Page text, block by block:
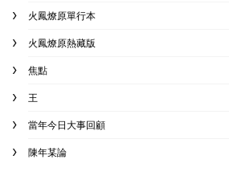
火鳳燎原單行本
火鳳燎原熱藏版
焦點
王
當年今日大事回顧
陳年某論